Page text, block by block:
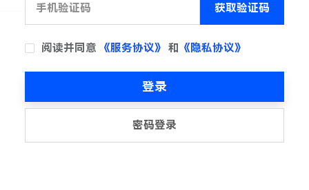
获取验证码
阅读并同意 《服务协议》 和 《隐私协议》
登录
密码登录